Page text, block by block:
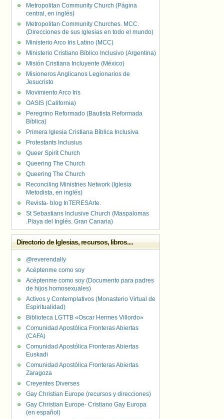
Metropolitan Community Church (Página
central, en inglés)
Metropolitan Community Churches. MCC.
(Direcciones de sus iglesias en todo el mundo)
Ministerio Arco Iris Latino (MCC)
Ministerio Cristiano Bíblico Inclusivo (Argentina)
Misión Cristiana Incluyente (México)
Misioneros Anglicanos Legionarios de
Jesucristo
Movimiento Arco Iris
OASIS (California)
Peregrino Reformado (Bautista Reformada
Bíblica)
Primera Iglesia Cristiana Bíblica Inclusiva
Protestants Inclusius
Queer Spirit Church
Queering The Church
Queering The Church
Reconciling Ministries Network (Iglesia
Metodista, en inglés)
Revista- blog InTERESArte.
St Sebastians Inclusive Church (Maspalomas
.Playa del Inglés. Gran Canaria)
Directorio de Iglesias, recursos, libros....
@reverendally
Acéptenme como soy
Acéptenme como soy (Documento para padres
de hijos homosexuales)
Activos y Contemplativos (Monasterio Virtual de
Espiritualidad)
Biblioteca LGTTB «Oscar Hermes Villordo»
Comunidad Apostólica Fronteras Abiertas
(CAFA)
Comunidad Apostólica Fronteras Abiertas
Euskadi
Comunidad Apostólica Fronteras Abiertas
Zaragoza
Creyentes Diverses
Gay Christian Europe (recursos y direcciones)
Gay Christian Europe- Cristiano Gay Europa
(en español)